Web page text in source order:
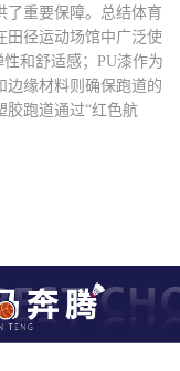
了重要保障。总结体育
田径运动场馆中广泛使
和舒适感；PU漆作为
边缘材料则确保跑道的
胶跑道通过“红色航